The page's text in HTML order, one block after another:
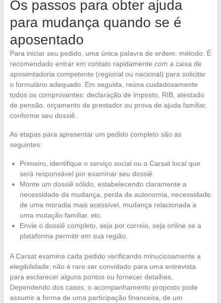
Os passos para obter ajuda
para mudança quando se é
aposentado
Para iniciar seu pedido, uma única palavra de ordem: método. É
recomendado entrar em contato rapidamente com a caixa de
aposentadoria competente (regional ou nacional) para solicitar
o formulário adequado. Em seguida, reúna cuidadosamente
todos os comprovantes: declaração de imposto, RIB, atestado
de pensão, orçamento de prestador ou prova de ajuda familiar,
conforme seu dossiê.
As etapas para apresentar um pedido completo são as
seguintes:
Primeiro, identifique o serviço social ou a Carsat local que
será responsável por examinar seu dossiê.
Monte um dossiê sólido, estabelecendo claramente a
necessidade da mudança, perda de autonomia, necessidade
de uma moradia mais acessível, mudança relacionada a
uma mutação familiar, etc.
Envie o dossiê completo, seja por correio, seja online se a
plataforma permitir em sua região.
A Carsat examina cada pedido verificando minuciosamente a
elegibilidade; não é raro ser convidado para uma entrevista
para esclarecer alguns pontos ou fornecer detalhes.
Dependendo dos casos, o acompanhamento proposto pode
assumir a forma de uma participação financeira, de um